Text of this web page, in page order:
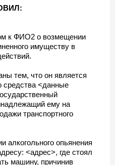
к ФИО2 о возмещении
имуществу в
тем, что он является
средства <данные
ему на
транспортного
алкогольного опьянения
<адрес>, где стоял
машину, причинив